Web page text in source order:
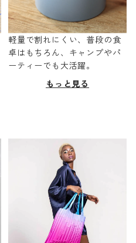
軽量で割れにくい、普段の食
卓はもちろん、キャンプやパ
ーティーでも大活躍。
もっと見る